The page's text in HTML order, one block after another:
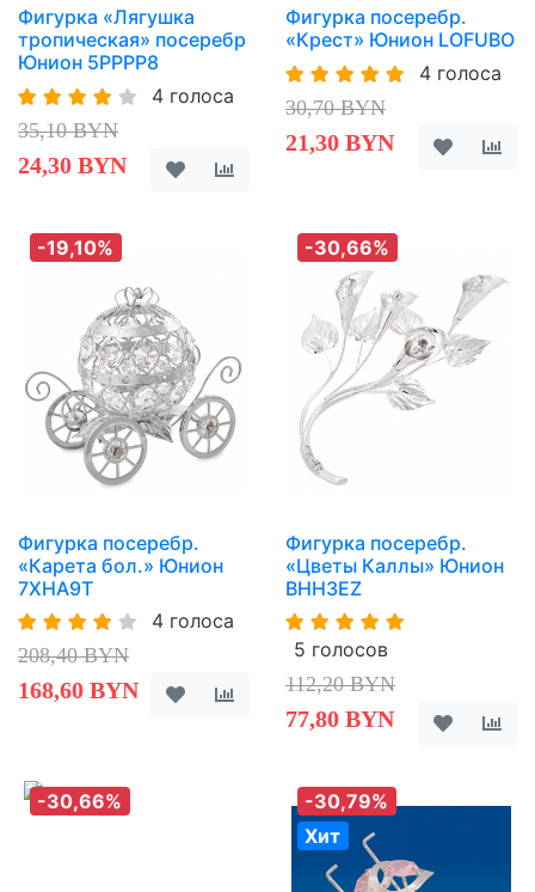
Фигурка «Лягушка
тропическая» посеребр
Юнион 5PPPP8
4 голоса
35,10 BYN
24,30 BYN
Фигурка посеребр.
«Крест» Юнион LOFUBO
4 голоса
30,70 BYN
21,30 BYN
-19,10%
Фигурка посеребр.
«Карета бол.» Юнион
7XHA9T
4 голоса
208,40 BYN
168,60 BYN
-30,66%
Фигурка посеребр.
«Цветы Каллы» Юнион
BHH3EZ
5 голосов
112,20 BYN
77,80 BYN
-30,66%
-30,79%
Хит